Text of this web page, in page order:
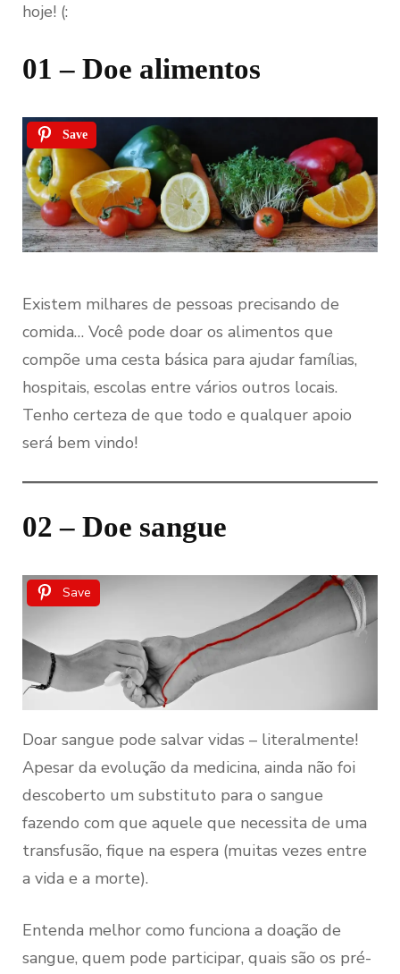
hoje! (:
01 – Doe alimentos
Save
Existem milhares de pessoas precisando de
comida… Você pode doar os alimentos que
compõe uma cesta básica para ajudar famílias,
hospitais, escolas entre vários outros locais.
Tenho certeza de que todo e qualquer apoio
será bem vindo!
02 – Doe sangue
Save
Doar sangue pode salvar vidas – literalmente!
Apesar da evolução da medicina, ainda não foi
descoberto um substituto para o sangue
fazendo com que aquele que necessita de uma
transfusão, fique na espera (muitas vezes entre
a vida e a morte).
Entenda melhor como funciona a doação de
sangue, quem pode participar, quais são os pré-